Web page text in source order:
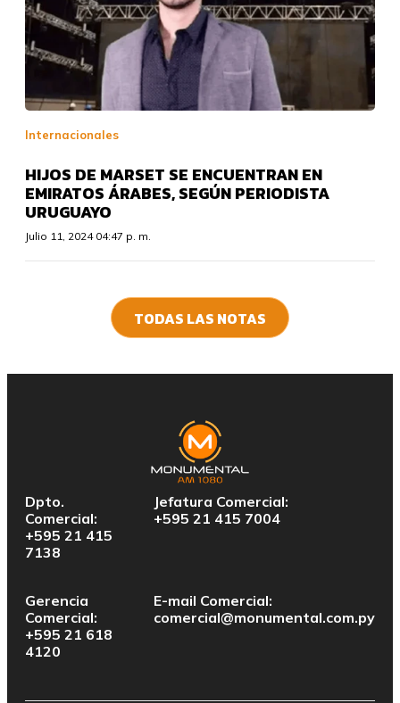
Internacionales
HIJOS DE MARSET SE ENCUENTRAN EN
EMIRATOS ÁRABES, SEGÚN PERIODISTA
URUGUAYO
Julio 11, 2024 04:47 p. m.
TODAS LAS NOTAS
Dpto.
Comercial:
+595 21 415
7138
Jefatura Comercial:
+595 21 415 7004
Gerencia
Comercial:
+595 21 618
4120
E-mail Comercial:
comercial@monumental.com.py